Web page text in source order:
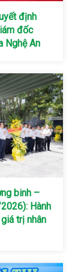
định
đốc
Nghệ An
binh –
Hành
trị nhân